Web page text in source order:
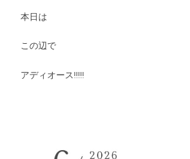
本日は
この辺で
アディオース!!!!!